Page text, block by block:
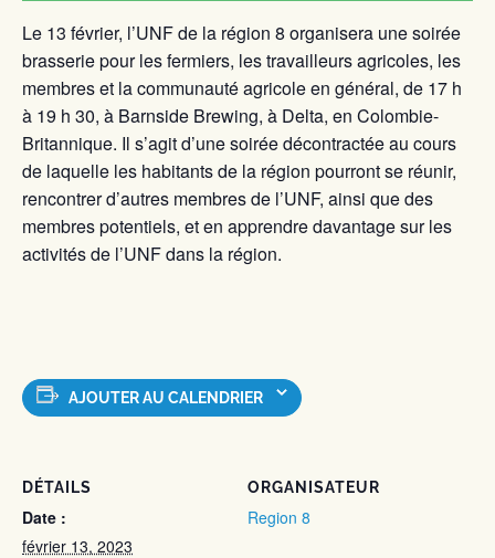
Le 13 février, l’UNF de la région 8 organisera une soirée
brasserie pour les fermiers, les travailleurs agricoles, les
membres et la communauté agricole en général, de 17 h
à 19 h 30, à Barnside Brewing, à Delta, en Colombie-
Britannique. Il s’agit d’une soirée décontractée au cours
de laquelle les habitants de la région pourront se réunir,
rencontrer d’autres membres de l’UNF, ainsi que des
membres potentiels, et en apprendre davantage sur les
activités de l’UNF dans la région.
AJOUTER AU CALENDRIER
DÉTAILS
Date :
février 13, 2023
ORGANISATEUR
Region 8